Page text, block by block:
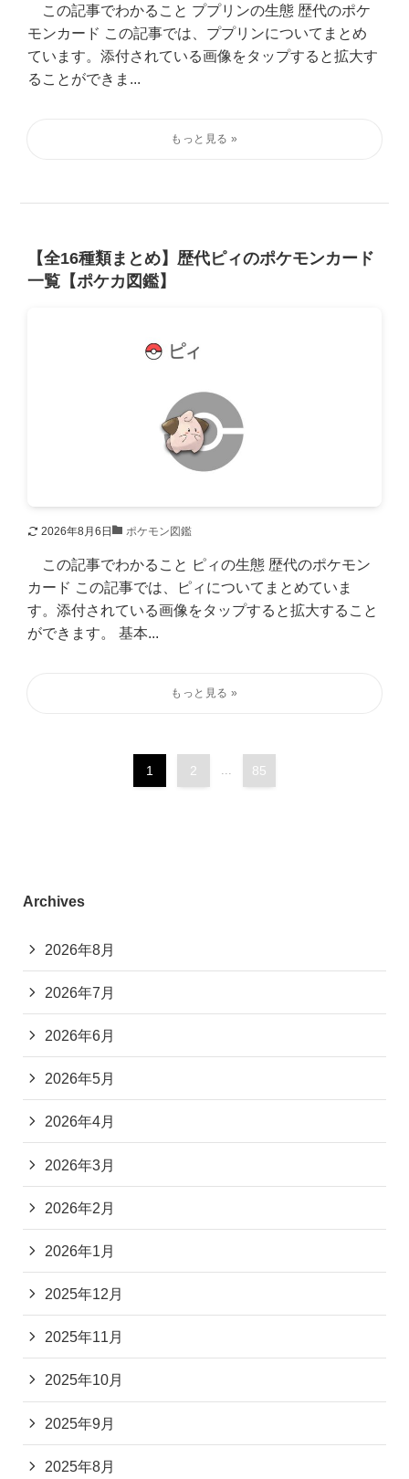
この記事でわかること ププリンの生態 歴代のポケ
モンカード この記事では、ププリンについてまとめ
ています。添付されている画像をタップすると拡大す
ることができま...
【全16種類まとめ】歴代ピィのポケモンカード
一覧【ポケカ図鑑】
2026年8月6日 ポケモン図鑑
この記事でわかること ピィの生態 歴代のポケモン
カード この記事では、ピィについてまとめていま
す。添付されている画像をタップすると拡大すること
ができます。 基本...
1 2 ... 85
Archives
2026年8月
2026年7月
2026年6月
2026年5月
2026年4月
2026年3月
2026年2月
2026年1月
2025年12月
2025年11月
2025年10月
2025年9月
2025年8月